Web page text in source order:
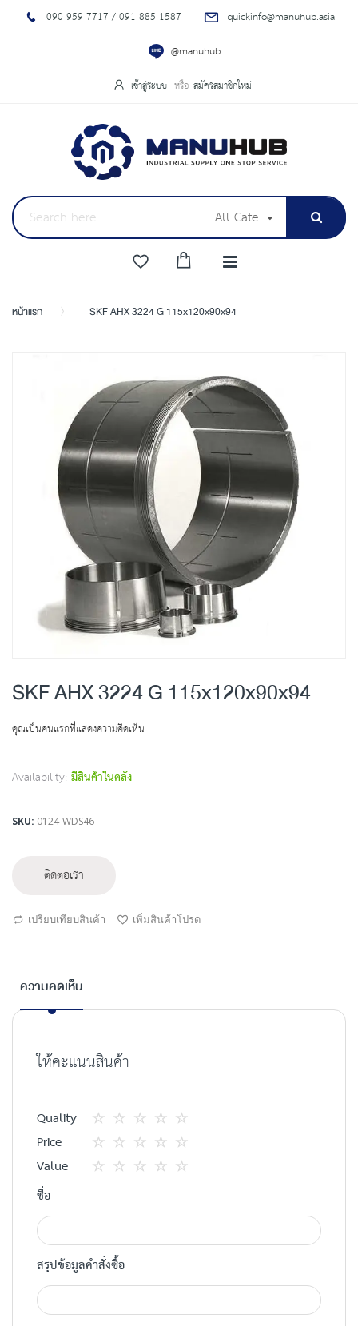
090 959 7717 / 091 885 1587
quickinfo@manuhub.asia
@manuhub
เข้าสู่ระบบ สมัครสมาชิกใหม่
All Categories
หน้าแรก SKF AHX 3224 G 115x120x90x94
to
the
end
images
gallery
to
the
SKF AHX 3224 G 115x120x90x94
คุณเป็นคนแรกที่แสดงความคิดเห็น
Availability: มีสินค้าในคลัง
SKU 0124-WDS46
ติดต่อเรา
เปรียบเทียบสินค้า เพิ่มสินค้าโปรด
ความคิดเห็น
ให้คะแนนสินค้า
Quality
1
star
2
ดาว
3
ดาว
4
ดาว
5
ดาว
Price
1
2
3
4
5
Value
ชื่อ
สรุปข้อมูลคำสั่งซื้อ